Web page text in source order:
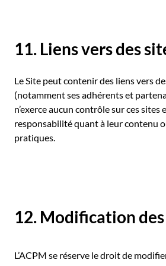
11. Liens vers des
Le Site peut contenir des liens vers
(notamment ses adhérents et
n’exerce aucun contrôle sur ces
responsabilité quant à leur contenu
pratiques.
12. Modification des
L’ACPM se réserve le droit de